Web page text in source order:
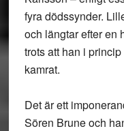
fyra dödssynder.
och längtar efter en
trots att han i
kamrat.
Det är ett
Sören Brune och